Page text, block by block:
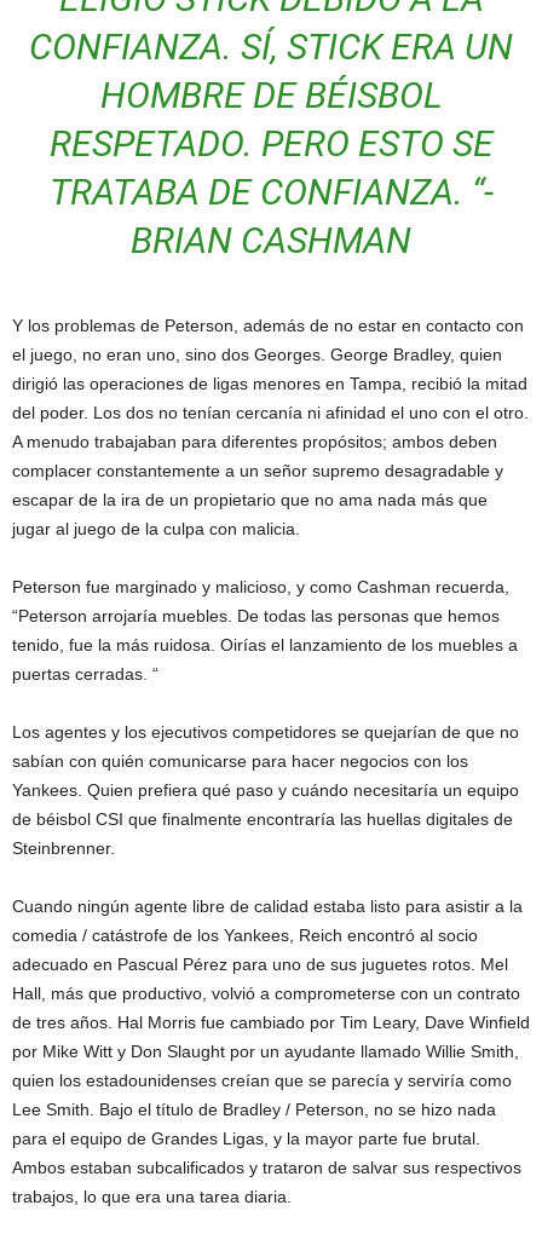
CONFIANZA. SÍ, STICK ERA UN
HOMBRE DE BÉISBOL
RESPETADO. PERO ESTO SE
TRATABA DE CONFIANZA. “-
BRIAN CASHMAN
Y los problemas de Peterson, además de no estar en contacto con
el juego, no eran uno, sino dos Georges. George Bradley, quien
dirigió las operaciones de ligas menores en Tampa, recibió la mitad
del poder. Los dos no tenían cercanía ni afinidad el uno con el otro.
A menudo trabajaban para diferentes propósitos; ambos deben
complacer constantemente a un señor supremo desagradable y
escapar de la ira de un propietario que no ama nada más que
jugar al juego de la culpa con malicia.
Peterson fue marginado y malicioso, y como Cashman recuerda,
“Peterson arrojaría muebles. De todas las personas que hemos
tenido, fue la más ruidosa. Oirías el lanzamiento de los muebles a
puertas cerradas. “
Los agentes y los ejecutivos competidores se quejarían de que no
sabían con quién comunicarse para hacer negocios con los
Yankees. Quien prefiera qué paso y cuándo necesitaría un equipo
de béisbol CSI que finalmente encontraría las huellas digitales de
Steinbrenner.
Cuando ningún agente libre de calidad estaba listo para asistir a la
comedia / catástrofe de los Yankees, Reich encontró al socio
adecuado en Pascual Pérez para uno de sus juguetes rotos. Mel
Hall, más que productivo, volvió a comprometerse con un contrato
de tres años. Hal Morris fue cambiado por Tim Leary, Dave Winfield
por Mike Witt y Don Slaught por un ayudante llamado Willie Smith,
quien los estadounidenses creían que se parecía y serviría como
Lee Smith. Bajo el título de Bradley / Peterson, no se hizo nada
para el equipo de Grandes Ligas, y la mayor parte fue brutal.
Ambos estaban subcalificados y trataron de salvar sus respectivos
trabajos, lo que era una tarea diaria.